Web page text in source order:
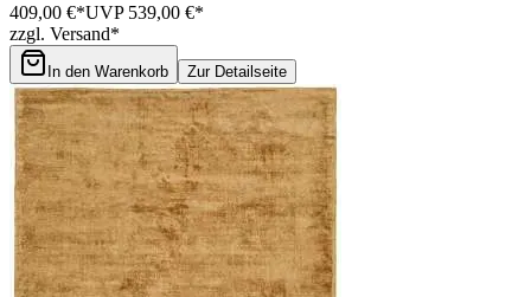
409,00 €*UVP 539,00 €*
zzgl. Versand*
In den Warenkorb Zur Detailseite